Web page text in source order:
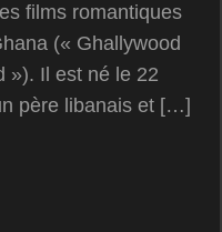
films romantiques
(« Ghallywood
»). Il est né le 22
père libanais et […]